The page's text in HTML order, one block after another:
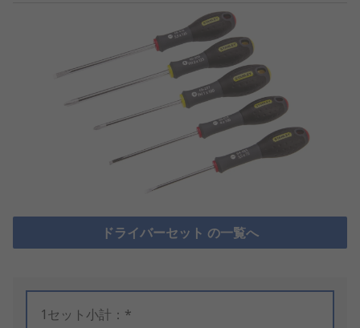
ドライバーセット の一覧へ
1セット小計：*